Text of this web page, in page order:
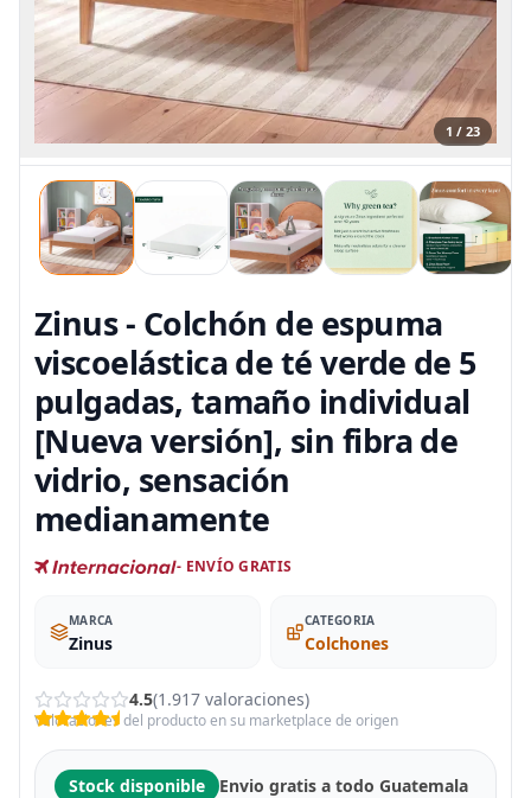
1 / 23
Zinus - Colchón de espuma
viscoelástica de té verde de 5
pulgadas, tamaño individual
[Nueva versión], sin fibra de
vidrio, sensación
medianamente
- ENVÍO GRATIS
MARCA
Zinus
CATEGORIA
Colchones
4.5(1.917 valoraciones)
Valoraciones del producto en su marketplace de origen
Stock disponible Envio gratis a todo Guatemala